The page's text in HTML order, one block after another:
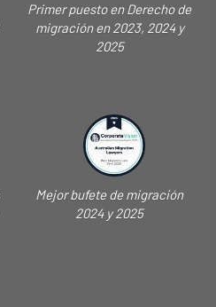
Primer puesto en Derecho de
migración en 2023, 2024 y
2025
Mejor bufete de migración
2024 y 2025